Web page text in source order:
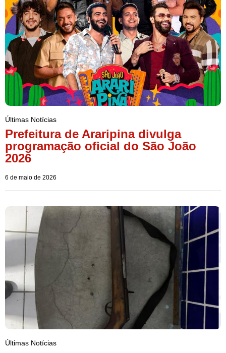
Últimas Notícias
Prefeitura de Araripina divulga
programação oficial do São João
2026
6 de maio de 2026
Últimas Notícias